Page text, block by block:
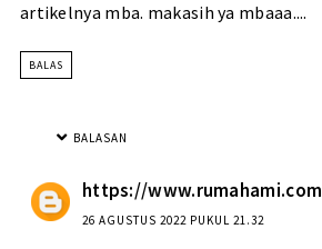
artikelnya mba. makasih ya mbaaa....
BALAS
BALASAN
https://www.rumahami.com
26 AGUSTUS 2022 PUKUL 21.32